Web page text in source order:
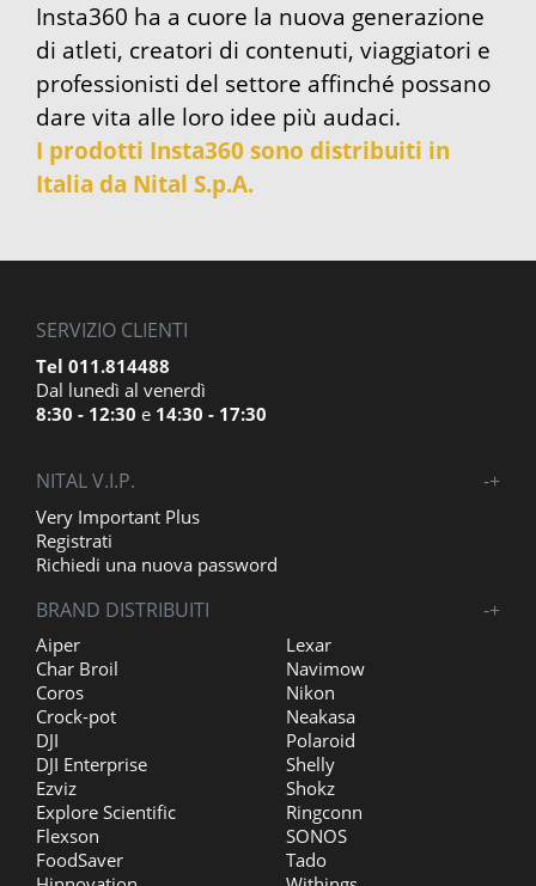
Insta360 ha a cuore la nuova generazione
di atleti, creatori di contenuti, viaggiatori e
professionisti del settore affinché possano
dare vita alle loro idee più audaci.
I prodotti Insta360 sono distribuiti in
Italia da Nital S.p.A.
SERVIZIO CLIENTI
Tel 011.814488
Dal lunedì al venerdì
8:30 - 12:30 e 14:30 - 17:30
NITAL V.I.P. +
-
Very Important Plus
Registrati
Richiedi una nuova password
BRAND DISTRIBUITI +
-
Aiper
Char Broil
Coros
Crock-pot
DJI
DJI Enterprise
Ezviz
Explore Scientific
Flexson
FoodSaver
Lexar
Navimow
Nikon
Neakasa
Polaroid
Shelly
Shokz
Ringconn
SONOS
Tado